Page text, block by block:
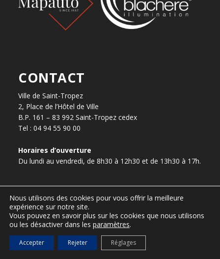
CONTACT
Ville de Saint-Tropez
2, Place de l’Hôtel de Ville
B.P. 161 – 83 992 Saint-Tropez cedex
Tel : 04 94 55 90 00
Horaires d’ouverture
Du lundi au vendredi, de 8h30 à 12h30 et de 13h30 à 17h.
presse@ville-sainttropez.fr
04 94 55 90 59 / 04 94 55 90 56
Nous utilisons des cookies pour vous offrir la meilleure
expérience sur notre site.
Vous pouvez en savoir plus sur les cookies que nous utilisons
ou les désactiver dans les paramètres.
Accepter Rejeter Réglages